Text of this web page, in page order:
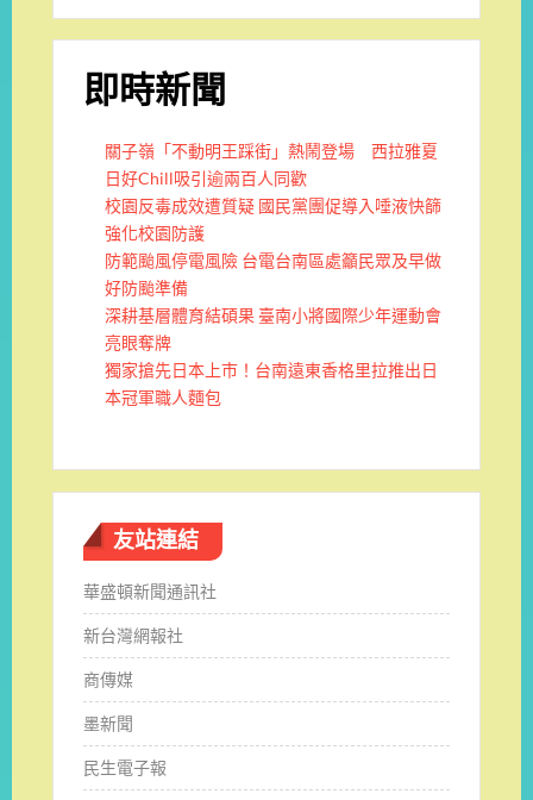
即時新聞
關子嶺「不動明王踩街」熱鬧登場 西拉雅夏
日好Chill吸引逾兩百人同歡
校園反毒成效遭質疑 國民黨團促導入唾液快篩
強化校園防護
防範颱風停電風險 台電台南區處籲民眾及早做
好防颱準備
深耕基層體育結碩果 臺南小將國際少年運動會
亮眼奪牌
獨家搶先日本上市！台南遠東香格里拉推出日
本冠軍職人麵包
友站連結
華盛頓新聞通訊社
新台灣網報社
商傳媒
墨新聞
民生電子報